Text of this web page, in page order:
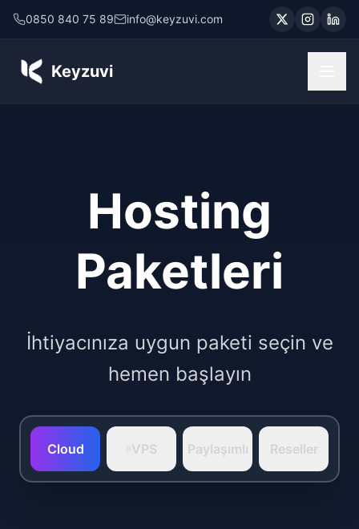
0850 840 75 89 info@keyzuvi.com
Keyzuvi
Hosting
Paketleri
İhtiyacınıza uygun paketi seçin ve
hemen başlayın
Cloud VPS Paylaşımlı Reseller